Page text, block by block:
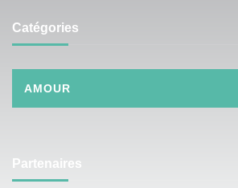
Catégories
AMOUR
Partenaires